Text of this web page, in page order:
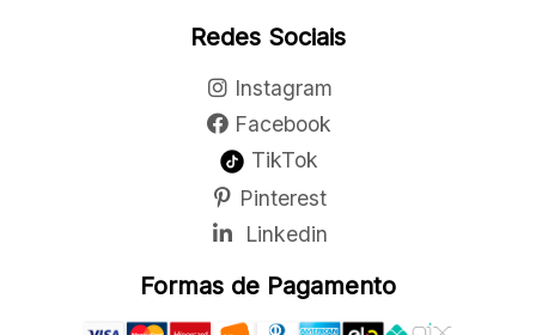
Redes Sociais
Instagram
Facebook
TikTok
Pinterest
Linkedin
Formas de Pagamento